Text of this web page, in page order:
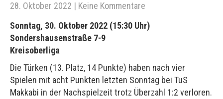
28. Oktober 2022 | Keine Kommentare
Sonntag, 30. Oktober 2022 (15:30 Uhr)
Sondershausenstraße 7-9
Kreisoberliga
Die Türken (13. Platz, 14 Punkte) haben nach vier
Spielen mit acht Punkten letzten Sonntag bei TuS
Makkabi in der Nachspielzeit trotz Überzahl 1:2 verloren.